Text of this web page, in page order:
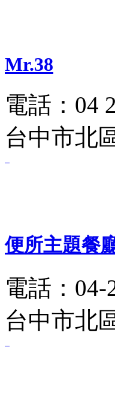
Mr.38
電話：04
台中市北
便所主題餐
電話：04-
台中市北